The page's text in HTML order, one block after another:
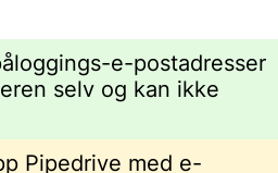
e-postadresser
selv og kan ikke
Pipedrive med e-